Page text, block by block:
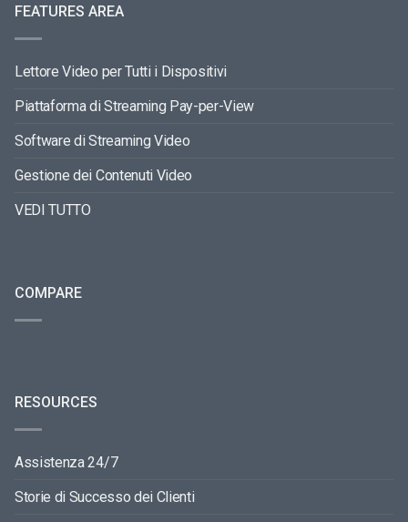
FEATURES AREA
Lettore Video per Tutti i Dispositivi
Piattaforma di Streaming Pay-per-View
Software di Streaming Video
Gestione dei Contenuti Video
VEDI TUTTO
COMPARE
RESOURCES
Assistenza 24/7
Storie di Successo dei Clienti